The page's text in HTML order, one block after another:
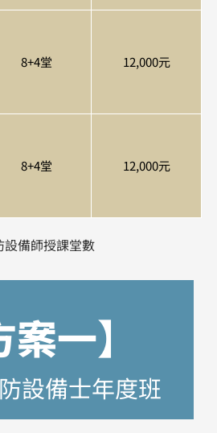
8+4堂 12,000元
8+4堂 12,000元
設備師授課堂數
案一】
設備士年度班